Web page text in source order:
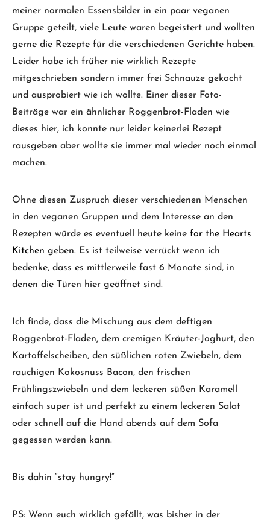
meiner normalen Essensbilder in ein paar veganen
Gruppe geteilt, viele Leute waren begeistert und wollten
gerne die Rezepte für die verschiedenen Gerichte haben.
Leider habe ich früher nie wirklich Rezepte
mitgeschrieben sondern immer frei Schnauze gekocht
und ausprobiert wie ich wollte. Einer dieser Foto-
Beiträge war ein ähnlicher Roggenbrot-Fladen wie
dieses hier, ich konnte nur leider keinerlei Rezept
rausgeben aber wollte sie immer mal wieder noch einmal
machen.
Ohne diesen Zuspruch dieser verschiedenen Menschen
in den veganen Gruppen und dem Interesse an den
Rezepten würde es eventuell heute keine for the Hearts
Kitchen geben. Es ist teilweise verrückt wenn ich
bedenke, dass es mittlerweile fast 6 Monate sind, in
denen die Türen hier geöffnet sind.
Ich finde, dass die Mischung aus dem deftigen
Roggenbrot-Fladen, dem cremigen Kräuter-Joghurt, den
Kartoffelscheiben, den süßlichen roten Zwiebeln, dem
rauchigen Kokosnuss Bacon, den frischen
Frühlingszwiebeln und dem leckeren süßen Karamell
einfach super ist und perfekt zu einem leckeren Salat
oder schnell auf die Hand abends auf dem Sofa
gegessen werden kann.
Bis dahin “stay hungry!”
PS: Wenn euch wirklich gefällt, was bisher in der